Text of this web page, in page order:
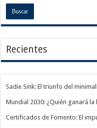
Recientes
Sadie Sink: El triunfo del
Mundial 2030: ¿Quién ganará
Certificados de Fomento: El